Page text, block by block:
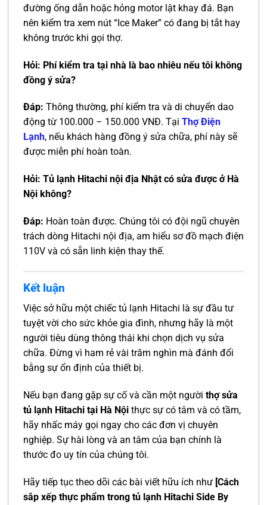
đường ống dẫn hoặc hỏng motor lật khay đá. Bạn
nên kiểm tra xem nút “Ice Maker” có đang bị tắt hay
không trước khi gọi thợ.
Hỏi: Phí kiểm tra tại nhà là bao nhiêu nếu tôi không
đồng ý sửa?
Đáp: Thông thường, phí kiểm tra và di chuyển dao
động từ 100.000 – 150.000 VNĐ. Tại Thợ Điện
Lạnh, nếu khách hàng đồng ý sửa chữa, phí này sẽ
được miễn phí hoàn toàn.
Hỏi: Tủ lạnh Hitachi nội địa Nhật có sửa được ở Hà
Nội không?
Đáp: Hoàn toàn được. Chúng tôi có đội ngũ chuyên
trách dòng Hitachi nội địa, am hiểu sơ đồ mạch điện
110V và có sẵn linh kiện thay thế.
Kết luận
Việc sở hữu một chiếc tủ lạnh Hitachi là sự đầu tư
tuyệt vời cho sức khỏe gia đình, nhưng hãy là một
người tiêu dùng thông thái khi chọn dịch vụ sửa
chữa. Đừng vì ham rẻ vài trăm nghìn mà đánh đổi
bằng sự ổn định của thiết bị.
Nếu bạn đang gặp sự cố và cần một người thợ sửa
tủ lạnh Hitachi tại Hà Nội thực sự có tâm và có tầm,
hãy nhấc máy gọi ngay cho các đơn vị chuyên
nghiệp. Sự hài lòng và an tâm của bạn chính là
thước đo uy tín của chúng tôi.
Hãy tiếp tục theo dõi các bài viết hữu ích như [Cách
sắp xếp thực phẩm trong tủ lạnh Hitachi Side By